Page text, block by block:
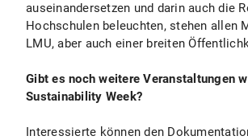
auseinandersetzen und darin auch die
Hochschulen beleuchten, stehen allen
LMU, aber auch einer breiten
Gibt es noch weitere Veranstaltungen
Sustainability Week?
Interessierte können den